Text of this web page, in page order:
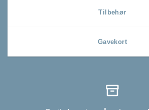
Tilbehør
Gavekort